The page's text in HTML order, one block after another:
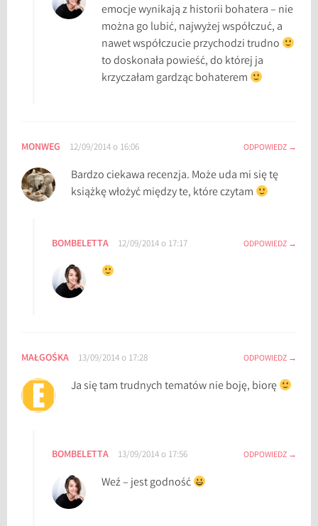
emocje wynikają z historii bohatera – nie
można go lubić, najwyżej współczuć, a
nawet współczucie przychodzi trudno
to doskonała powieść, do której ja
krzyczałam gardząc bohaterem
MONWEG 12/09/2014 o 16:06 ODPOWIEDZ
Bardzo ciekawa recenzja. Może uda mi się tę
książkę włożyć między te, które czytam
BOMBELETTA 12/09/2014 o 17:17 ODPOWIEDZ
MAŁGOŚKA 13/09/2014 o 17:28 ODPOWIEDZ
Ja się tam trudnych tematów nie boję, biorę
BOMBELETTA 13/09/2014 o 17:56 ODPOWIEDZ
Weź – jest godność